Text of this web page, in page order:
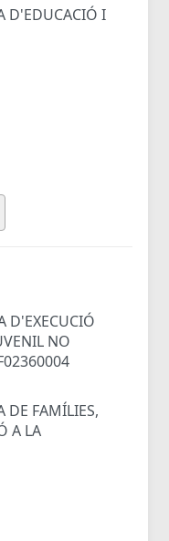
D'EDUCACIÓ I
D'EXECUCIÓ
NO
DE FAMÍLIES,
A LA